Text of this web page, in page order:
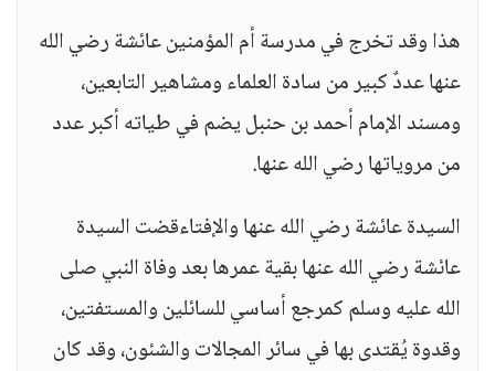
هذا وقد تخرج في مدرسة أم المؤمنين عائشة رضي الله
عنها عددٌ كبير من سادة العلماء ومشاهير التابعين،
ومسند الإمام أحمد بن حنبل يضم في طياته أكبر عدد
من مروياتها رضي الله عنها.
السيدة عائشة رضي الله عنها والإفتاءقضت السيدة
عائشة رضي الله عنها بقية عمرها بعد وفاة النبي صلى
الله عليه وسلم كمرجع أساسي للسائلين والمستفتين،
وقدوة يُقتدى بها في سائر المجالات والشئون، وقد كان